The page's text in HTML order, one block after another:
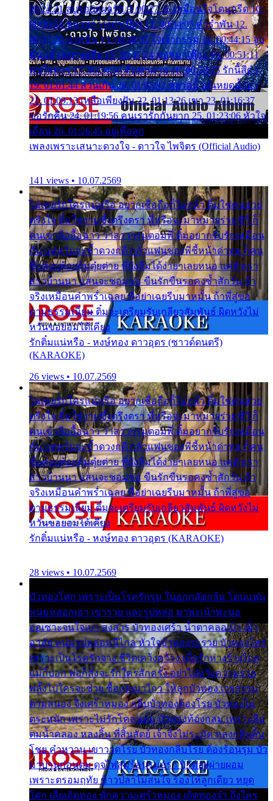
00:24:21 ลบรอยแผลรัก 9. 00:27:35 เหมือนใจโดนกรีด 10.
00:30:54 ขบวนการเปาเปียว 11. 00:34:05 คำรำพัน 12.
00:37:20 ปาหนัน 13. 00:40:37 ใจเจ้ากรรม 14. 00:44:15 จูบ
ฉันแล้วจงตายเสีย 15. 00:47:24 ขอสูมาเต๊อะ 16. 00:51:11
คนใจมาร 17. 00:54:50 คืนทรมาน 18. 00:58:25 รักนี้สีดำ
19. 01:01:44 ส่วนเกิน 20. 01:05:42 หยาดน้ำฝนหยดน้ำตา
21. 01:09:13 เหลือเพียงฝัน 22. 01:13:26 เขา 23. 01:16:37
ขอรักคืน 24. 01:19:56 คนเรารักกันยาก 25. 01:23:06 หัวใจ
เถื่อน 26. 01:26:45 อยู่เพื่อลูก
เพลงเพราะเสนาะดวงใจ - ดาวใจ ไพจิตร (Official Audio)
141 views • 10.07.2569
ไม่เคยรักใครแน่หรือ อยากเชื่อถือก็ไม่กล้า ติ๋มใช่คนสวย
ตรึงใจ ติ๋มใช่งามซึ้งตรึงตรา พี่หรือจะมาหมายร่วมชีวี ก็
คนเขาลืออื้อฉาว ว่าสาวๆรุมตอมพี่ ติ๋มอยากรับรักเหมือน
กัน แต่หวั่นจะช้ำดวงฤดี กลัวแฟนของพี่ชี้หน้าด่าทอ ก็คน
ชื่อต๋อยต้อยตุ้มตุ๋ยต่าย พี่ยังลืมได้ง่ายๆเลยหนอ แค่ตัวเรา
สาวบ้านนา แสนจะซอมซ่อ ขืนรักขืนรอคงช้ำสักวัน ถ้า
จริงเหมือนคำพร่ำเฉลย พี่อย่าเฉยรีบมาหมั้น ถ้าพี่สู่ขอ
ตามธรรมเนียม ติ๋มจะเตรียมรับเกลียวสัมพันธ์ ผิดหวังไม่
หวั่นขอยอมได้เคียง
รักติ๋มแน่หรือ - หงษ์ทอง ดาวอุดร (ซาวด์ดนตรี)
(KARAOKE)
26 views • 10.07.2569
ไม่เคยรักใครแน่หรือ อยากเชื่อถือก็ไม่กล้า ติ๋มใช่คนสวย
ตรึงใจ ติ๋มใช่งามซึ้งตรึงตรา พี่หรือจะมาหมายร่วมชีวี ก็
คนเขาลืออื้อฉาว ว่าสาวๆรุมตอมพี่ ติ๋มอยากรับรักเหมือน
กัน แต่หวั่นจะช้ำดวงฤดี กลัวแฟนของพี่ชี้หน้าด่าทอ ก็คน
ชื่อต๋อยต้อยตุ้มตุ๋ยต่าย พี่ยังลืมได้ง่ายๆเลยหนอ แค่ตัวเรา
สาวบ้านนา แสนจะซอมซ่อ ขืนรักขืนรอคงช้ำสักวัน ถ้า
จริงเหมือนคำพร่ำเฉลย พี่อย่าเฉยรีบมาหมั้น ถ้าพี่สู่ขอ
ตามธรรมเนียม ติ๋มจะเตรียมรับเกลียวสัมพันธ์ ผิดหวังไม่
หวั่นขอยอมได้เคียง
รักติ๋มแน่หรือ - หงษ์ทอง ดาวอุดร (KARAOKE)
28 views • 10.07.2569
บัวทองโศก เพราะเป็นโรครักรุม ในอกกลัดกลุ้ม โดนแฟน
หนุ่มหลอกเอา เขารวย และรูปหล่อ มาพะเน้าพะนอ
ออเซาะจนใจเบา สงสาร บัวทองเศร้า น้ำตาคลอเบ้า เฝ้า
อาลัย หนุ่มรูปหล่อหนีไกล หัวใจบัวทองระรวย บัวทองโศก
เพราะเป็นโรครักจาง ชีวิตเคว้งคว้าง เมื่อรักห่างร้างไกล
แม่ก็บอก พ่อก็สั่งจะรักใครสักครั้ง อย่าไปหวังความรวย
พลั้งไปใครจะช่วย ซื้อเปลมาไกว ให้ลูกบัวทอง เวรกรรม
ตามสนอง จึงเศร้าหมอง กลีบบัวทองต้องโรย บัวทองไม่
ตระหนัก เพราะไม่รักโคลนตม บัวทองท้องกลม เพราะลืม
ตมน้ำคลอง หลงลิ้น ที่สิ้นสัตย์ เจ้าจึงไม่ระมัด หลงกลิ่นลิ้น
โชย คำหวาน เขาวาดโรย บัวทองกลีบโรย ต้องร้อนรุม บัว
มาบานก่อนตูม ดุจไฟสุมร้อนรุมอุรา บัวทองผ่ายผอม
เพราะตรอมฤทัย ข้าวปลาไม่สนใจ ร้องไห้ลูกเดียว หยุด
โศก เสียเถิดทอง พักความเศร้าหมอง เถิดทองจ๋า ถึงใคร